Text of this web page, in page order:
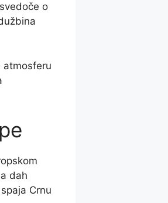
o
atmosferu
dah
Crnu